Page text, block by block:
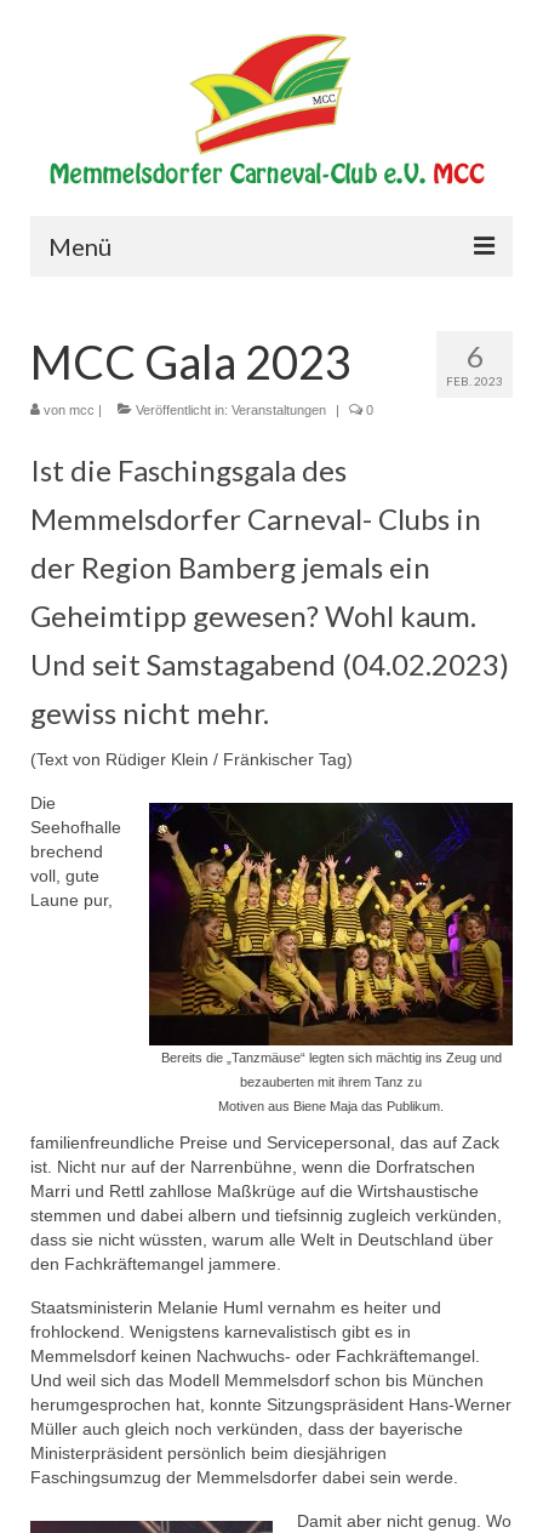
Menü
Verein
Historie
Vorstand
Elferrat
Aktivitäten
Garden
Trainerteam
Funkenmariechen
Tanzpaar
Tanzmäuse
Bambinis
Kindergarde
Jugendgarde
Prinzengarde
Männerballet
Archiv
Veranstaltungen
MCC Gala 2026
Rathaussturm 2026
Faschingseröffnung 2025/2026
# Session 2024/2025
MCC Gala 2025
6
FEB. 2023
MCC Gala 2023
von mcc | Veröffentlicht in: Veranstaltungen | 0
Ist die Faschingsgala des
Memmelsdorfer Carneval- Clubs in
der Region Bamberg jemals ein
Geheimtipp gewesen? Wohl kaum.
Und seit Samstagabend (04.02.2023)
gewiss nicht mehr.
(Text von Rüdiger Klein / Fränkischer Tag)
Bereits die „Tanzmäuse“ legten sich mächtig ins Zeug und
bezauberten mit ihrem Tanz zu
Motiven aus Biene Maja das Publikum.
Die
Seehofhalle
brechend
voll, gute
Laune pur,
familienfreundliche Preise und Servicepersonal, das auf Zack
ist. Nicht nur auf der Narrenbühne, wenn die Dorfratschen
Marri und Rettl zahllose Maßkrüge auf die Wirtshaustische
stemmen und dabei albern und tiefsinnig zugleich verkünden,
dass sie nicht wüssten, warum alle Welt in Deutschland über
den Fachkräftemangel jammere.
Staatsministerin Melanie Huml vernahm es heiter und
frohlockend. Wenigstens karnevalistisch gibt es in
Memmelsdorf keinen Nachwuchs- oder Fachkräftemangel.
Und weil sich das Modell Memmelsdorf schon bis München
herumgesprochen hat, konnte Sitzungspräsident Hans-Werner
Müller auch gleich noch verkünden, dass der bayerische
Ministerpräsident persönlich beim diesjährigen
Faschingsumzug der Memmelsdorfer dabei sein werde.
Damit aber nicht genug. Wo